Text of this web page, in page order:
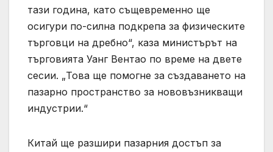
тази година, като същевременно ще
осигури по-силна подкрепа за физическите
търговци на дребно“, каза министърът на
търговията Уанг Вентао по време на двете
сесии. „Това ще помогне за създаването на
пазарно пространство за нововъзникващи
индустрии.“
Китай ще разшири пазарния достъп за